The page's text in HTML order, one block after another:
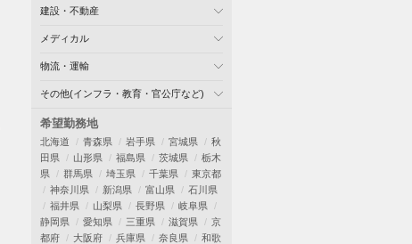
建設・不動産
メディカル
物流・運輸
その他(インフラ・教育・官公庁など)
希望勤務地
北海道 青森県 岩手県 宮城県
秋
田県
山形県 福島県 茨城県
栃木
県
群馬県 埼玉県 千葉県
東京都
神奈川県
新潟県 富山県
石川県
福井県
山梨県 長野県
岐阜県
静岡県
愛知県 三重県 滋賀県
京
都府
大阪府 兵庫県 奈良県
和歌